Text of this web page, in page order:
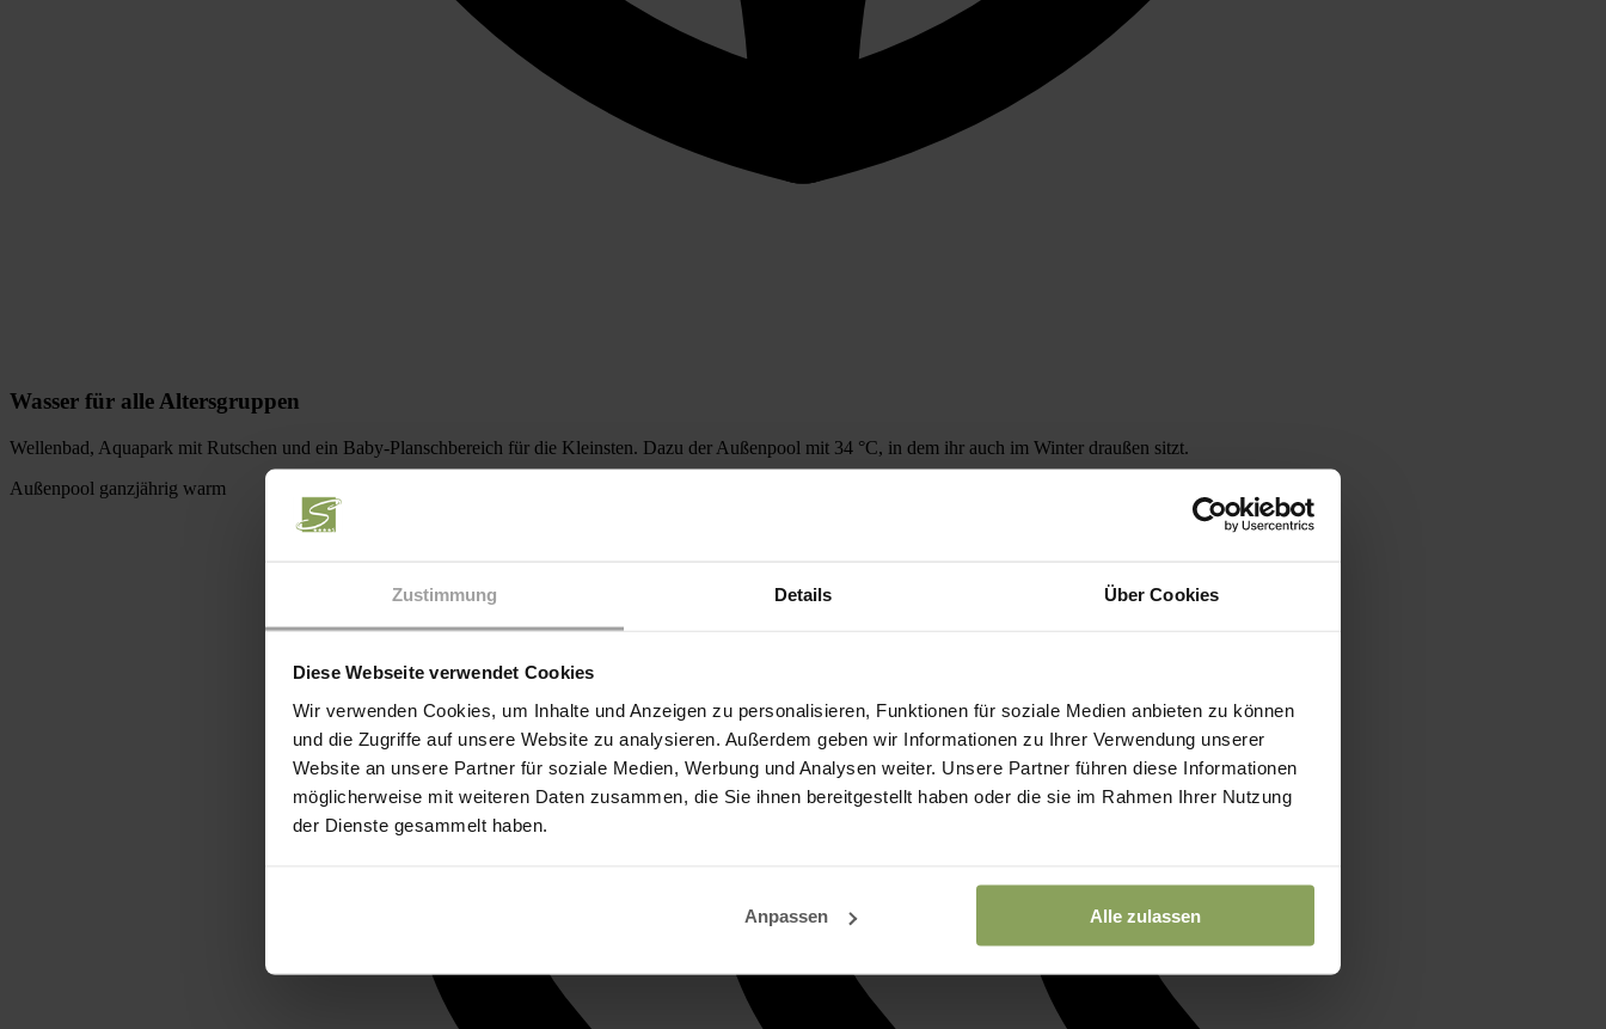
Zustimmung Details Über Cookies
Diese Webseite verwendet Cookies
Wir verwenden Cookies, um Inhalte und Anzeigen zu personalisieren, Funktionen für soziale Medien anbieten zu können
und die Zugriffe auf unsere Website zu analysieren. Außerdem geben wir Informationen zu Ihrer Verwendung unserer
Website an unsere Partner für soziale Medien, Werbung und Analysen weiter. Unsere Partner führen diese Informationen
möglicherweise mit weiteren Daten zusammen, die Sie ihnen bereitgestellt haben oder die sie im Rahmen Ihrer Nutzung
der Dienste gesammelt haben.
Anpassen Alle zulassen
Wasser für alle Altersgruppen
Wellenbad, Aquapark mit Rutschen und ein Baby-Planschbereich für die Kleinsten. Dazu der Außenpool mit 34 °C, in dem ihr auch im Winter draußen sitzt.
Außenpool ganzjährig warm